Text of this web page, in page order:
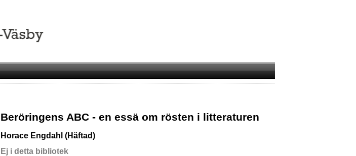
Beröringens ABC - en essä om rösten i litteraturen
Horace Engdahl (Häftad)
Ej i detta bibliotek